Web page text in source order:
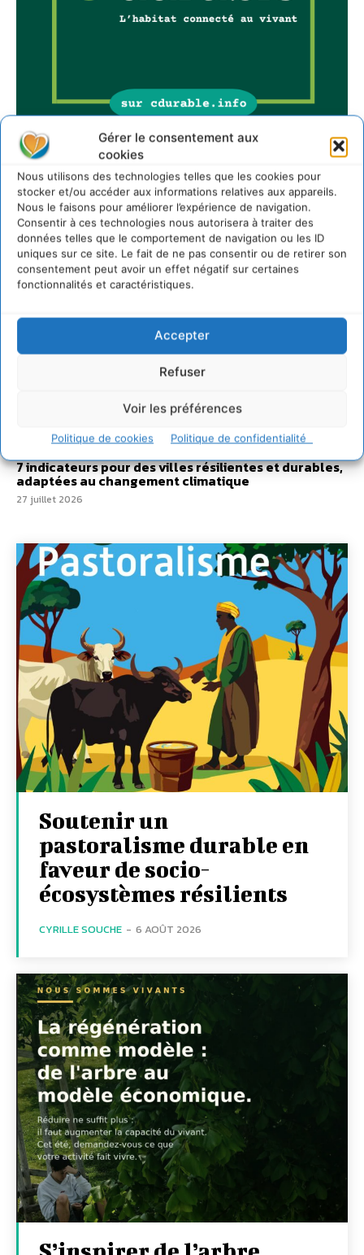
Gérer le consentement aux
cookies
Nous utilisons des technologies telles que les cookies pour
stocker et/ou accéder aux informations relatives aux appareils.
Nous le faisons pour améliorer l’expérience de navigation.
Consentir à ces technologies nous autorisera à traiter des
données telles que le comportement de navigation ou les ID
uniques sur ce site. Le fait de ne pas consentir ou de retirer son
consentement peut avoir un effet négatif sur certaines
fonctionnalités et caractéristiques.
Accepter
Refuser
Voir les préférences
Politique de cookies Politique de confidentialité
Sur Cdurable
Comment le sol français a perdu sa mémoire
hydrique et déréglé tout le territoire (2020-2026)
2 août 2026
Développer notre attention aux espèces vivantes
Un kit citoyen pour lever les freins au
développement des forêts comestibles dans nos
28 juillet 2026
7 indicateurs pour des villes résilientes et durables,
adaptées au changement climatique
27 juillet 2026
Soutenir un
pastoralisme durable en
faveur de socio-
écosystèmes résilients
CYRILLE SOUCHE - 6 AOÛT 2026